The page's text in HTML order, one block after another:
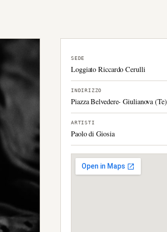
SEDE
Loggiato Riccardo Cerulli
INDIRIZZO
Piazza Belvedere- Giulianova (Te)
ARTISTI
Paolo di Giosia